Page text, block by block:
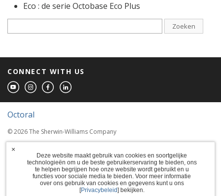
Eco : de serie Octobase Eco Plus
Zoeken
CONNECT WITH US
Octoral
© 2026 The Sherwin-Williams Company
Computer screens and printers vary in how
colors are displayed, so the colors you see
may not match the coating's actual color.
Terms of Use
Deze website maakt gebruik van cookies en soortgelijke
technologieën om u de beste gebruikerservaring te bieden, ons
te helpen begrijpen hoe onze website wordt gebruikt en u
functies voor sociale media te bieden. Voor meer informatie
over ons gebruik van cookies en gegevens kunt u ons
[Privacybeleid] bekijken.
×